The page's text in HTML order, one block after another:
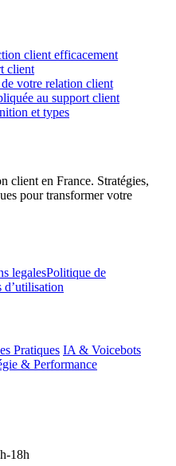
client efficacement
client
votre relation client
au support client
et types
client en France. Stratégies,
pour transformer votre
legalesPolitique de
d’utilisation
Pratiques IA & Voicebots
& Performance
18h